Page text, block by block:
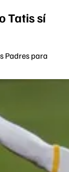
Tatis sí
Padres para